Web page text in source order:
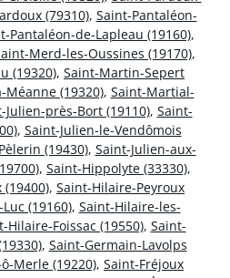
(79310), Saint-Pantaléon-
Pantaléon-de-Lapleau (19160),
Merd-les-Oussines (19170),
(19320), Saint-Martin-Sepert
(19320), Saint-Martial-
Julien-près-Bort (19110), Saint-
, Saint-Julien-le-Vendômois
(19430), Saint-Julien-aux-
, Saint-Hippolyte (33330),
, Saint-Hilaire-Peyroux
(19160), Saint-Hilaire-les-
Hilaire-Foissac (19550), Saint-
, Saint-Germain-Lavolps
Merle (19220), Saint-Fréjoux